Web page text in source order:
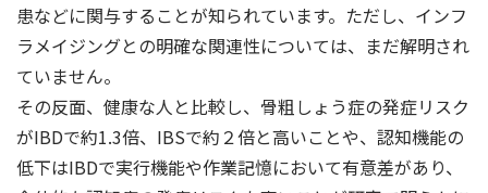
患などに関与することが知られています。ただし、インフ
ラメイジングとの明確な関連性については、まだ解明され
ていません。
その反面、健康な人と比較し、骨粗しょう症の発症リスク
がIBDで約1.3倍、IBSで約２倍と高いことや、認知機能の
低下はIBDで実行機能や作業記憶において有意差があり、